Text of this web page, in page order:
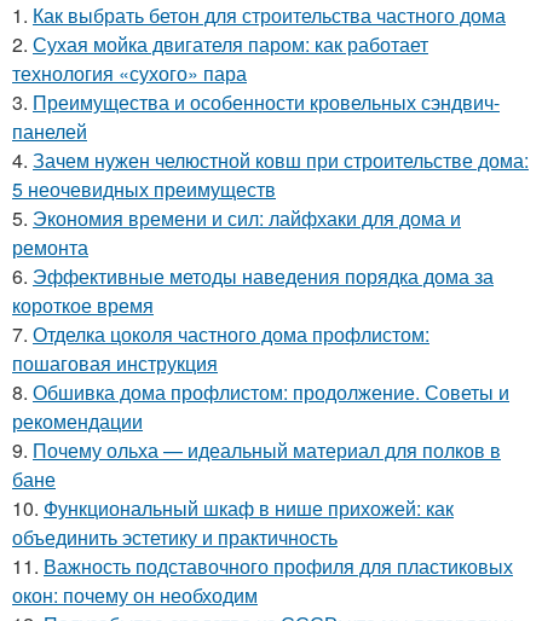
1. Как выбрать бетон для строительства частного дома
2. Сухая мойка двигателя паром: как работает
технология «сухого» пара
3. Преимущества и особенности кровельных сэндвич-
панелей
4. Зачем нужен челюстной ковш при строительстве дома:
5 неочевидных преимуществ
5. Экономия времени и сил: лайфхаки для дома и
ремонта
6. Эффективные методы наведения порядка дома за
короткое время
7. Отделка цоколя частного дома профлистом:
пошаговая инструкция
8. Обшивка дома профлистом: продолжение. Советы и
рекомендации
9. Почему ольха — идеальный материал для полков в
бане
10. Функциональный шкаф в нише прихожей: как
объединить эстетику и практичность
11. Важность подставочного профиля для пластиковых
окон: почему он необходим